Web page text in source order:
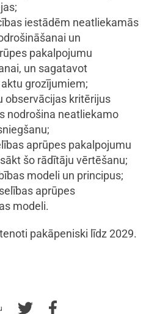
iestādēm neatliekamās
un
pakalpojumu
un sagatavot
grozījumiem;
observācijas kritērijus
nodrošina neatliekamo
aprūpes pakalpojumu
šo rādītāju vērtēšanu;
modeli un principus;
aprūpes
modeli.
pakāpeniski līdz 2029.